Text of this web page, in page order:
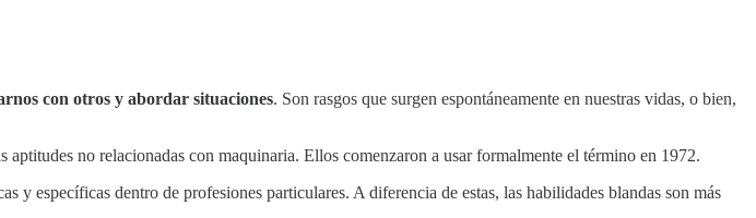
con otros y abordar situaciones. Son rasgos que surgen espontáneamente en nuestras vidas, o bien,
no relacionadas con maquinaria. Ellos comenzaron a usar formalmente el término en 1972.
y específicas dentro de profesiones particulares. A diferencia de estas, las habilidades blandas son más